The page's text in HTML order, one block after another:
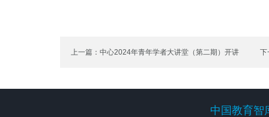
上一篇：中心2024年青年学者大讲堂（第二期）开讲
下
中国教育智